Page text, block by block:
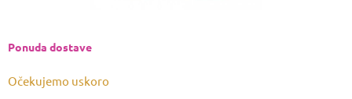
Očekujemo uskoro
Ponuda dostave